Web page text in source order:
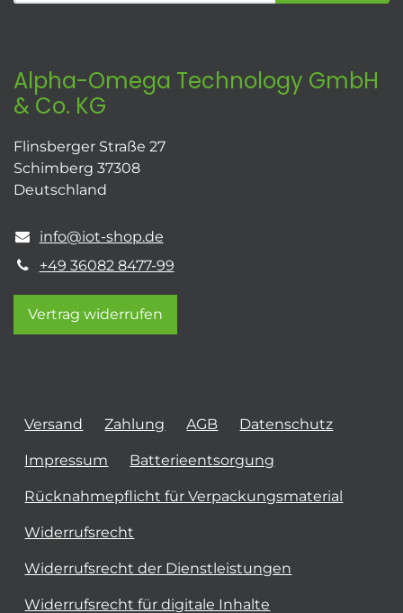
Alpha-Omega Technology GmbH
& Co. KG
Flinsberger Straße 27
Schimberg 37308
Deutschland
info@iot-shop.de
+49 36082 8477-99
Vertrag widerrufen
Versand Zahlung AGB Datenschutz
Impressum Batterieentsorgung
Rücknahmepflicht für Verpackungsmaterial
Widerrufsrecht
Widerrufsrecht der Dienstleistungen
Widerrufsrecht für digitale Inhalte